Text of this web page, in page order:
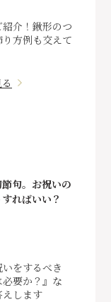
介！鍬形のつ
方例も交えて
句。お祝いの
ればいい？
をするべき
要か？』な
します